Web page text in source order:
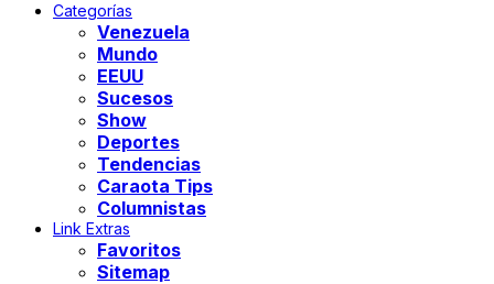
Categorías
Venezuela
Mundo
EEUU
Sucesos
Show
Deportes
Tendencias
Caraota Tips
Columnistas
Link Extras
Favoritos
Sitemap